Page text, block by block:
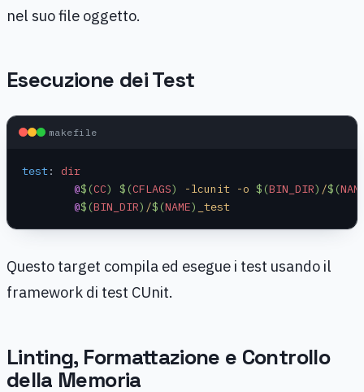
nel suo file oggetto.
Esecuzione dei Test
makefile
test:
dir
	@
$(CC) $(CFLAGS) -lcunit -o $(BIN_DIR) /$(
	@
$(BIN_DIR) /$(NAME) _test
Questo target compila ed esegue i test usando il
framework di test CUnit.
Linting, Formattazione e Controllo
della Memoria